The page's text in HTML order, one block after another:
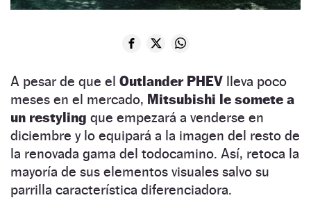
A pesar de que el Outlander PHEV lleva poco
meses en el mercado, Mitsubishi le somete a
un restyling que empezará a venderse en
diciembre y lo equipará a la imagen del resto de
la renovada gama del todocamino. Así, retoca la
mayoría de sus elementos visuales salvo su
parrilla característica diferenciadora.